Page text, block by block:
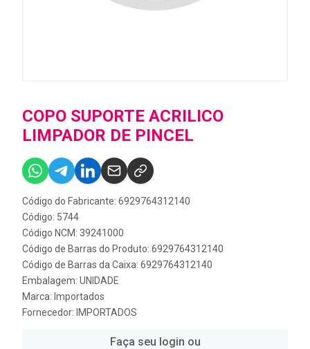
COPO SUPORTE ACRILICO
LIMPADOR DE PINCEL
Código do Fabricante: 6929764312140
Código: 5744
Código NCM: 39241000
Código de Barras do Produto: 6929764312140
Código de Barras da Caixa: 6929764312140
Embalagem: UNIDADE
Marca: Importados
Fornecedor: IMPORTADOS
Faça seu login ou